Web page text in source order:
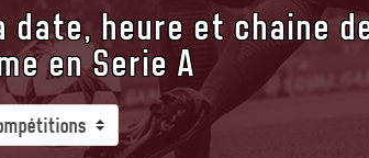
heure et chaine
en Serie A